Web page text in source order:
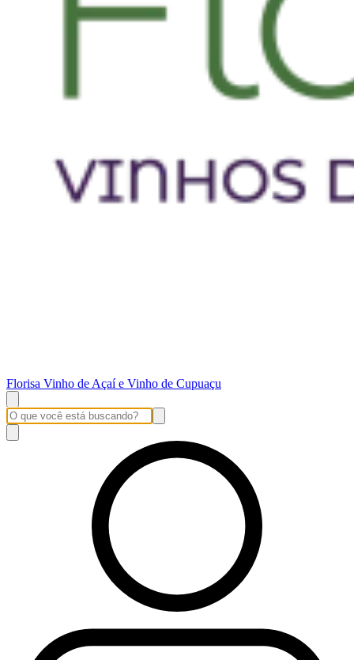
Florisa Vinho de Açaí e Vinho de Cupuaçu